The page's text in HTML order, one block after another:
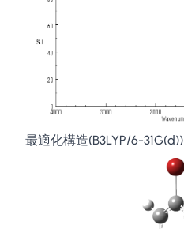
最適化構造(B3LYP/6-31G(d))